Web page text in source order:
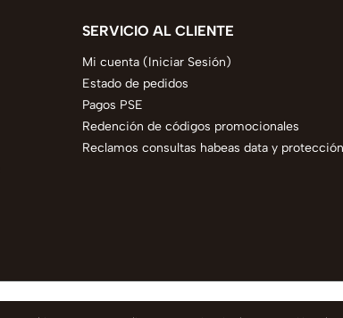
SERVICIO AL CLIENTE
Mi cuenta (Iniciar Sesión)
Estado de pedidos
Pagos PSE
Redención de códigos promocionales
Reclamos consultas habeas data y